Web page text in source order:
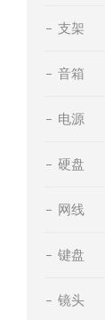
支架
音箱
电源
硬盘
网线
键盘
镜头